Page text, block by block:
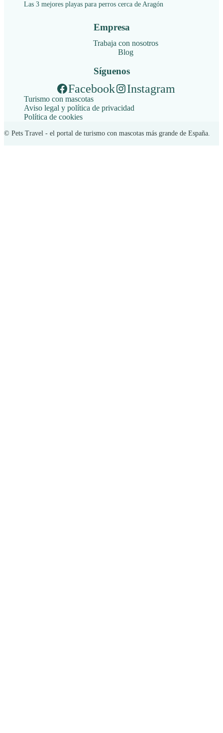
Las 3 mejores playas para perros cerca de Aragón
Empresa
Trabaja con nosotros
Blog
Síguenos
Facebook Instagram
Turismo con mascotas
Aviso legal y política de privacidad
Política de cookies
© Pets Travel - el portal de turismo con mascotas más grande de España.